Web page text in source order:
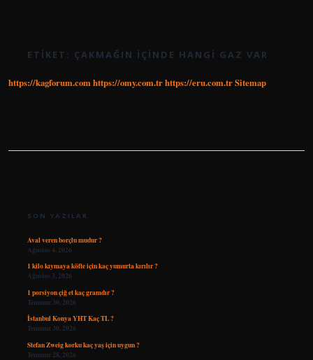
ETIKET: ÇAKMAĞIN IÇINDE HANGI GAZ VAR
https://kagforum.com https://omy.com.trhttps://eru.com.trSitemap
SON YAZILAR
Aval veren borçlu mudur ?
Ağustos 4, 2026
1 kilo kıymaya köfte için kaç yumurta kırılır ?
Ağustos 3, 2026
1 porsiyon çiğ et kaç gramdır ?
Temmuz 30, 2026
İstanbul Konya YHT Kaç TL ?
Temmuz 30, 2026
Stefan Zweig korku kaç yaş için uygun ?
Temmuz 28, 2026